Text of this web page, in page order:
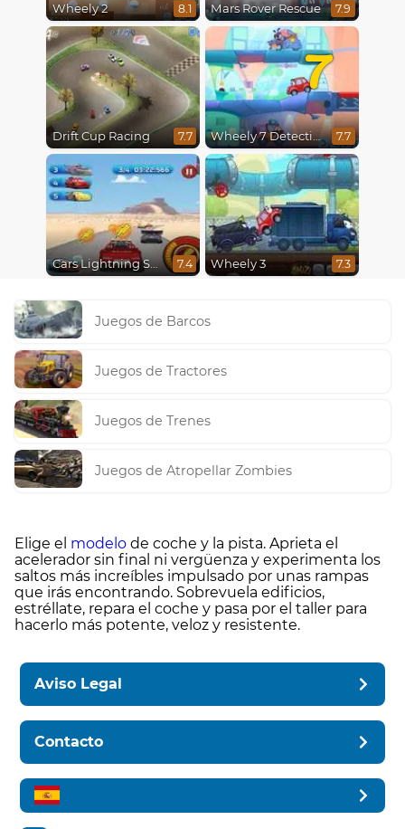
Wheely 2 8.1 Mars Rover Rescue 7.9
Drift Cup Racing 7.7
7
Wheely 7 Detective 7.7
Cars Lightning Speed 7.4 Wheely 3 7.3
Juegos de Barcos
Juegos de Tractores
Juegos de Trenes
Juegos de Atropellar Zombies
Elige el modelo de coche y la pista. Aprieta el
acelerador sin final ni vergüenza y experimenta los
saltos más increíbles impulsado por unas rampas
que irás encontrando. Sobrevuela edificios,
estréllate, repara el coche y pasa por el taller para
hacerlo más potente, veloz y resistente.
Aviso Legal
Contacto